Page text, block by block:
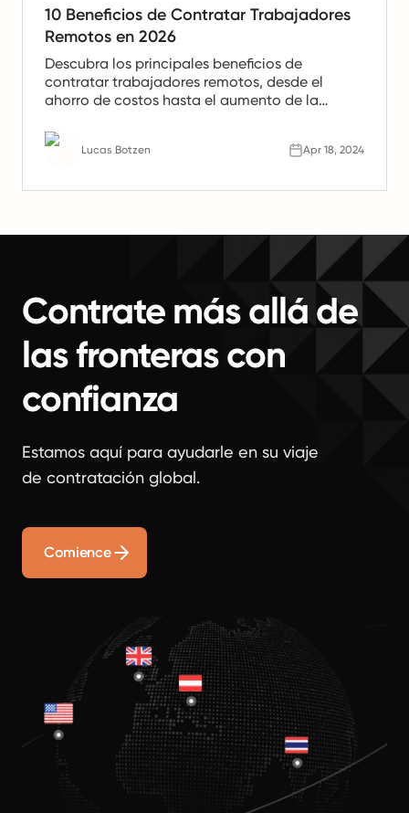
10 Beneficios de Contratar Trabajadores
Remotos en 2026
Descubra los principales beneficios de
contratar trabajadores remotos, desde el
ahorro de costos hasta el aumento de la
remotos son el futuro del trabajo.
Lucas Botzen Apr 18, 2024
Contrate más allá de
las fronteras con
confianza
Estamos aquí para ayudarle en su viaje
de contratación global.
Comience